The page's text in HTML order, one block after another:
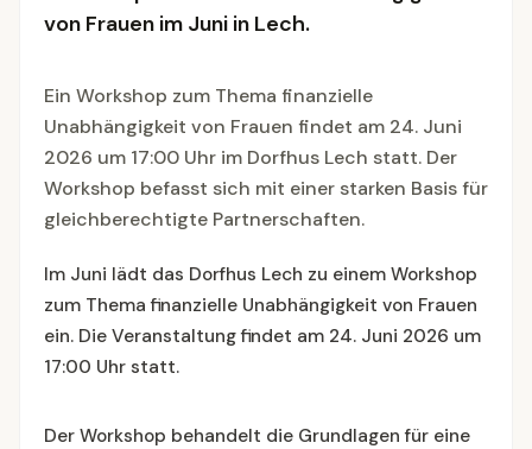
von Frauen im Juni in Lech.
Ein Workshop zum Thema finanzielle
Unabhängigkeit von Frauen findet am 24. Juni
2026 um 17:00 Uhr im Dorfhus Lech statt. Der
Workshop befasst sich mit einer starken Basis für
gleichberechtigte Partnerschaften.
Im Juni lädt das Dorfhus Lech zu einem Workshop
zum Thema finanzielle Unabhängigkeit von Frauen
ein. Die Veranstaltung findet am 24. Juni 2026 um
17:00 Uhr statt.
Der Workshop behandelt die Grundlagen für eine